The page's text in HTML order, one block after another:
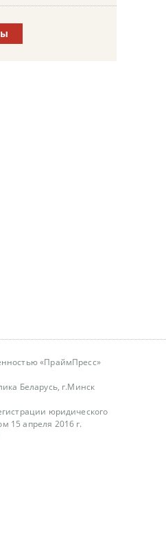
«ПраймПресс»
Беларусь, г.Минск
юридического
15 апреля 2016 г.